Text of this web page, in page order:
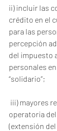
ii) incluir las
crédito en el
para las
percepción
del impuesto
personales
“solidario”;
operatoria
(extensión